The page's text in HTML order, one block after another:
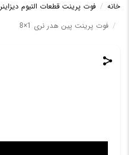
خانه / فوت پرینت قطعات التیوم دیزاینر
/ فوت پرینت پین هدر نری 1×8